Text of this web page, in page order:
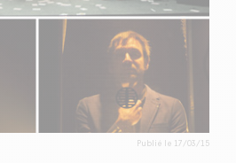
Publié le 17/03/15